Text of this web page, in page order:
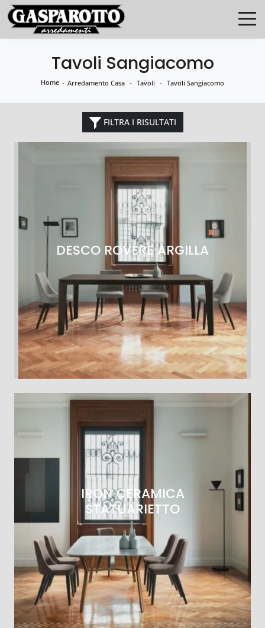
Tavoli Sangiacomo
Home - Arredamento Casa - Tavoli - Tavoli Sangiacomo
FILTRA I RISULTATI
DESCO ROVERE ARGILLA
IRON CERAMICA
STATUARIETTO